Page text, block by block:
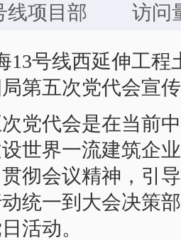
线项目部 访问
13号线西延伸工
第五次党代会宣
党代会是在当前
世界一流建筑企
彻会议精神，引
统一到大会决策
日活动。